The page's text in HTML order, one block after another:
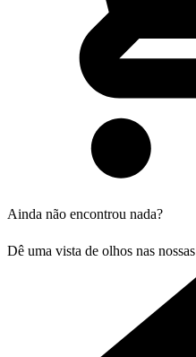
Ainda não encontrou nada?
Dê uma vista de olhos nas nossas